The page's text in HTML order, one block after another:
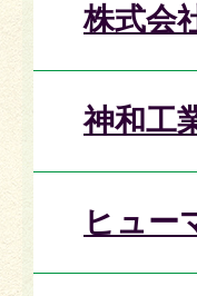
株式会
神和工
ヒュー